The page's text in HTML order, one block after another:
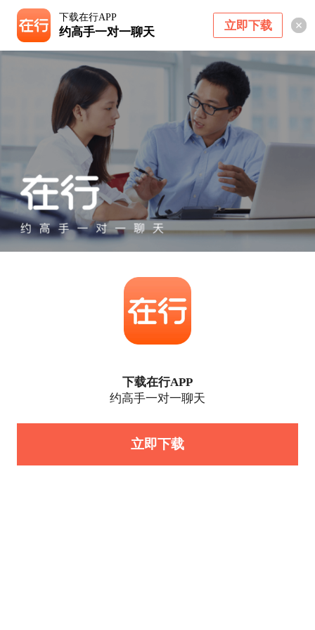
下载在行APP
约高手一对一聊天 立即下载
下载在行APP
约高手一对一聊天
立即下载